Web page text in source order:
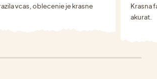
vcas, oblecenie je krasne
Krasna
akurat.